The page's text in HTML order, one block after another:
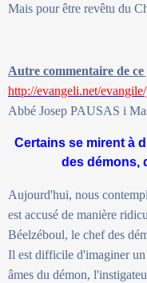
Mais pour être revêtu du
Autre commentaire de
http://evangeli.net/
Abbé Josep PAUSAS i
Certains se mirent à
des démons,
Aujourd'hui, nous
est accusé de manière
Béelzéboul, le chef des
Il est difficile d'imaginer
âmes du démon,